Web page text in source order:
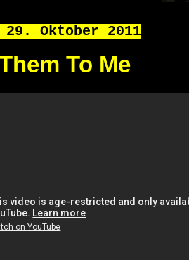
29. Oktober 2011
To Me